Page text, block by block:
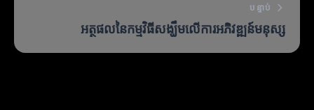
បន្ទាប់
អត្ថផលនៃកម្មវិធីសង្ឃឹមលើការអភិវឌ្ឍន៍មនុស្ស